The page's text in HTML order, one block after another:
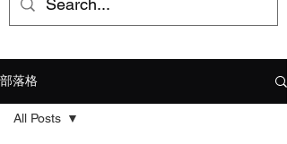
部落格
All Posts